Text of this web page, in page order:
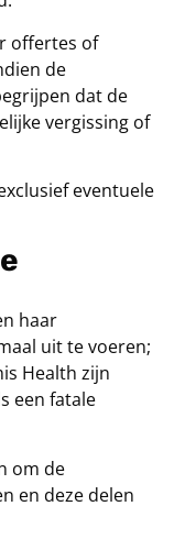
offertes of
de
dat de
vergissing of
eventuele
haar
uit te voeren;
Health zijn
een fatale
om de
en deze delen